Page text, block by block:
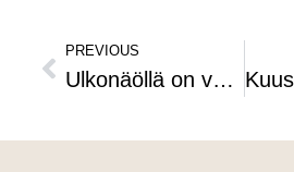
PREVIOUS
Ulkonäöllä on väliä! Kuinka design vaikuttaa sähköpostimarkkinointiin?